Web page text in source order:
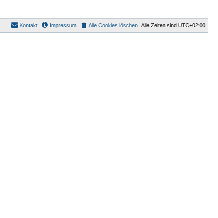
Alle Zeiten sind UTC+02:00
Alle Cookies löschen
Impressum
Kontakt